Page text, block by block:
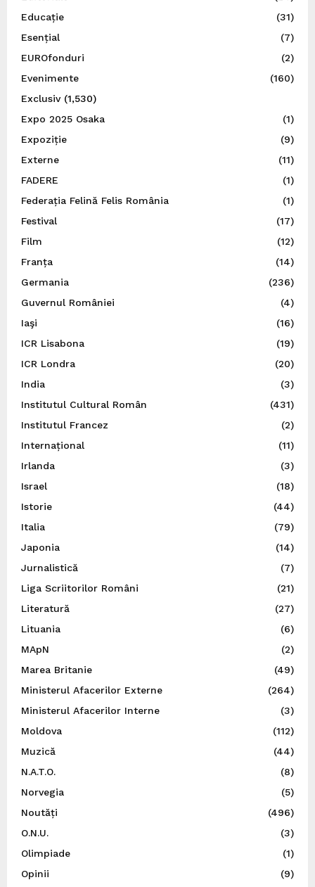
Educație
(31)
Esențial
(7)
EUROfonduri
(2)
Evenimente
(160)
Exclusiv(1,530)
Expo 2025 Osaka
(1)
Expoziție
(9)
Externe
(11)
FADERE
(1)
Federația Felină Felis România
(1)
Festival
(17)
Film
(12)
Franța
(14)
Germania
(236)
Guvernul României
(4)
Iaşi
(16)
ICR Lisabona
(19)
ICR Londra
(20)
India
(3)
Institutul Cultural Român
(431)
Institutul Francez
(2)
Internațional
(11)
Irlanda
(3)
Israel
(18)
Istorie
(44)
Italia
(79)
Japonia
(14)
Jurnalistică
(7)
Liga Scriitorilor Români
(21)
Literatură
(27)
Lituania
(6)
MApN
(2)
Marea Britanie
(49)
Ministerul Afacerilor Externe
(264)
Ministerul Afacerilor Interne
(3)
Moldova
(112)
Muzică
(44)
N.A.T.O.
(8)
Norvegia
(5)
Noutăți
(496)
O.N.U.
(3)
Olimpiade
(1)
Opinii
(9)